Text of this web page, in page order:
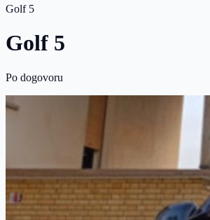
Golf 5
Golf 5
Po dogovoru